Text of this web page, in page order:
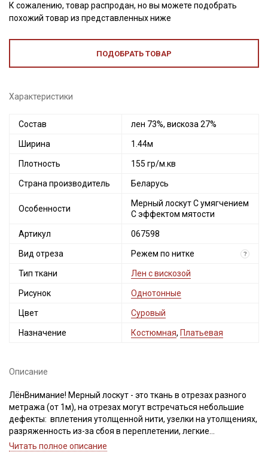
К сожалению, товар распродан, но вы можете подобрать
похожий товар из представленных ниже
ПОДОБРАТЬ ТОВАР
Характеристики
Состав лен 73%, вискоза 27%
Ширина 1.44м
Плотность 155 гр/м.кв
Страна производитель Беларусь
Особенности
Мерный лоскут С умягчением
С эффектом мятости
Артикул 067598
Вид отреза Режем по нитке ?
Тип ткани Лен с вискозой
Рисунок Однотонные
Цвет Суровый
Назначение Костюмная, Платьевая
Описание
ЛёнВнимание! Мерный лоскут - это ткань в отрезах разного
метража (от 1м), на отрезах могут встречаться небольшие
дефекты: вплетения утолщенной нити, узелки на утолщениях,
разряженность из-за сбоя в переплетении, легкие
загрязнения вдоль кромки и на расстоянии до 5см от кромки,
Читать полное описание